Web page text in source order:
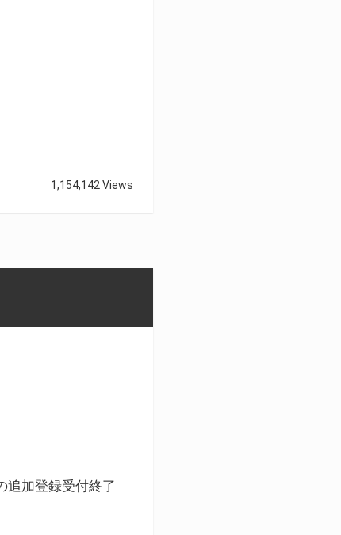
1,154,142 Views
追加登録受付終了